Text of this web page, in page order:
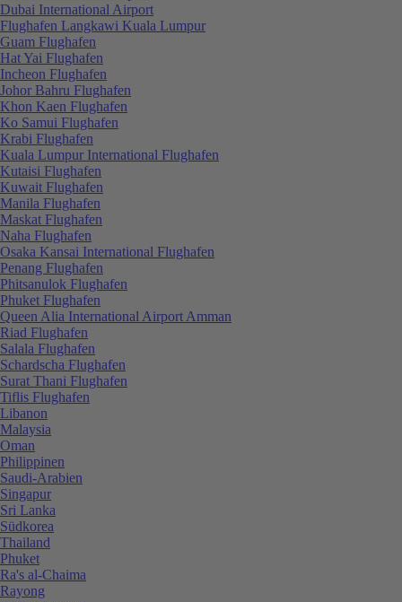
Dubai International Airport
Flughafen Langkawi Kuala Lumpur
Guam Flughafen
Hat Yai Flughafen
Incheon Flughafen
Johor Bahru Flughafen
Khon Kaen Flughafen
Ko Samui Flughafen
Krabi Flughafen
Kuala Lumpur International Flughafen
Kutaisi Flughafen
Kuwait Flughafen
Manila Flughafen
Maskat Flughafen
Naha Flughafen
Osaka Kansai International Flughafen
Penang Flughafen
Phitsanulok Flughafen
Phuket Flughafen
Queen Alia International Airport Amman
Riad Flughafen
Salala Flughafen
Schardscha Flughafen
Surat Thani Flughafen
Tiflis Flughafen
Libanon
Malaysia
Oman
Philippinen
Saudi-Arabien
Singapur
Sri Lanka
Südkorea
Thailand
Phuket
Ra's al-Chaima
Rayong